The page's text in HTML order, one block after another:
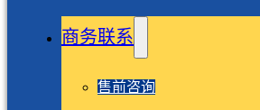
商务联系
售前咨询